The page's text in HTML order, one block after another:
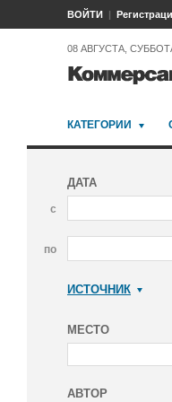
ВОЙТИ
08 АВГУСТА,
КАТЕГОРИИ
ДАТА
с
по
ИСТОЧНИК
МЕСТО
АВТОР